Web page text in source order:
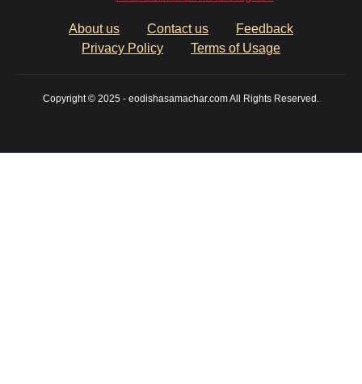
About us Contact us
Feedback
Privacy Policy
Terms of Usage
Copyright © 2025 - eodishasamachar.com All Rights Reserved.